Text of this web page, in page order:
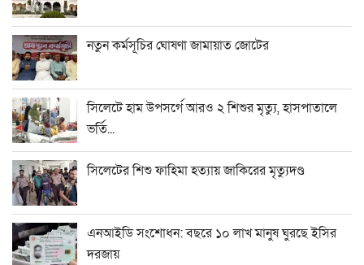
নতুন কর্মসূচির ঘোষণা জামায়াত জোটের
সিলেটে হাম উপসর্গে আরও ২ শিশুর মৃত্যু, হাসপাতালে
ভর্তি...
সিলেটের শিশু ফাহিমা হত্যায় জাকিরের মৃত্যুদণ্ড
এনআইডি সংশোধন: বছরে ১০ লাখ মানুষ ঘুরছে ইসির
দরজায়